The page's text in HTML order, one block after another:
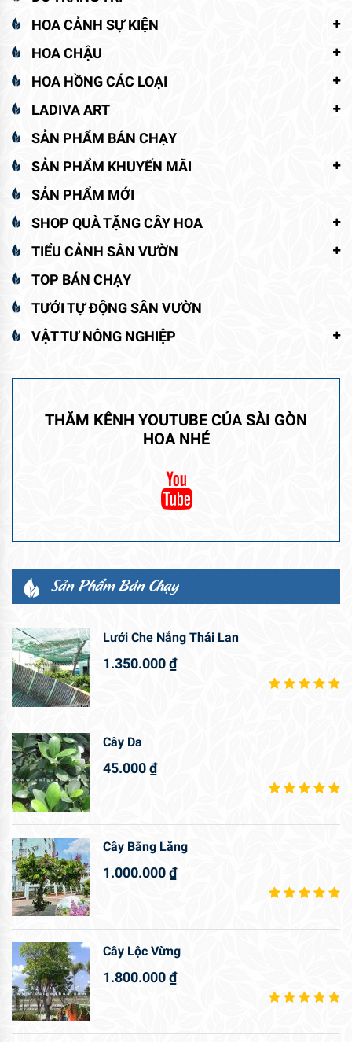
HOA CẢNH SỰ KIỆN
HOA CHẬU
HOA HỒNG CÁC LOẠI
LADIVA ART
SẢN PHẨM BÁN CHẠY
SẢN PHẨM KHUYẾN MÃI
SẢN PHẨM MỚI
SHOP QUÀ TẶNG CÂY HOA
TIỂU CẢNH SÂN VƯỜN
TOP BÁN CHẠY
TƯỚI TỰ ĐỘNG SÂN VƯỜN
VẬT TƯ NÔNG NGHIỆP
THĂM KÊNH YOUTUBE CỦA SÀI GÒN
HOA NHÉ
Sản Phẩm Bán Chạy
Lưới Che Nắng Thái Lan
1.350.000₫
Cây Da
45.000₫
Cây Bằng Lăng
1.000.000₫
Cây Lộc Vừng
1.800.000₫